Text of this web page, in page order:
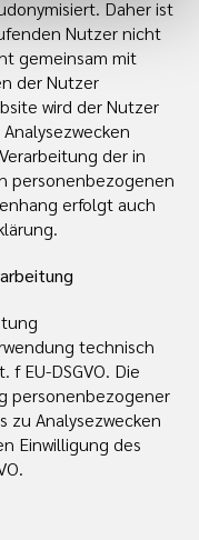
Daher ist
Nutzer nicht
gemeinsam mit
der Nutzer
wird der Nutzer
der in
personenbezogenen
erfolgt auch
technisch
EU-DSGVO. Die
personenbezogener
zu Analysezwecken
Einwilligung des